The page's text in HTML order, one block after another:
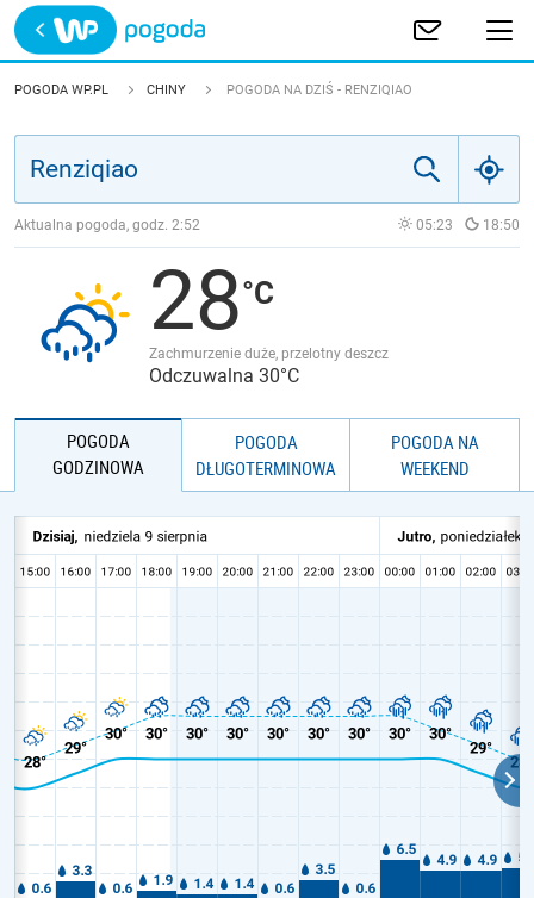
Trwa ładowanie
POLSKA
JAKOŚĆ POWIETRZA
POGODA WP.PL CHINY POGODA NA DZIŚ - RENZIQIAO
Aktualna pogoda, godz. 2:52 05:23 18:50
28
Zachmurzenie duże, przelotny deszcz
Odczuwalna 30°C
POGODA
GODZINOWA
POGODA
DŁUGOTERMINOWA
POGODA NA
WEEKEND